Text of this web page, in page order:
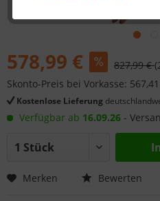
578,99 € 827,99 €
Skonto-Preis bei Vorkasse:
Kostenlose Lieferung
Verfügbar ab 16.09.26 -
Merken Bewerten